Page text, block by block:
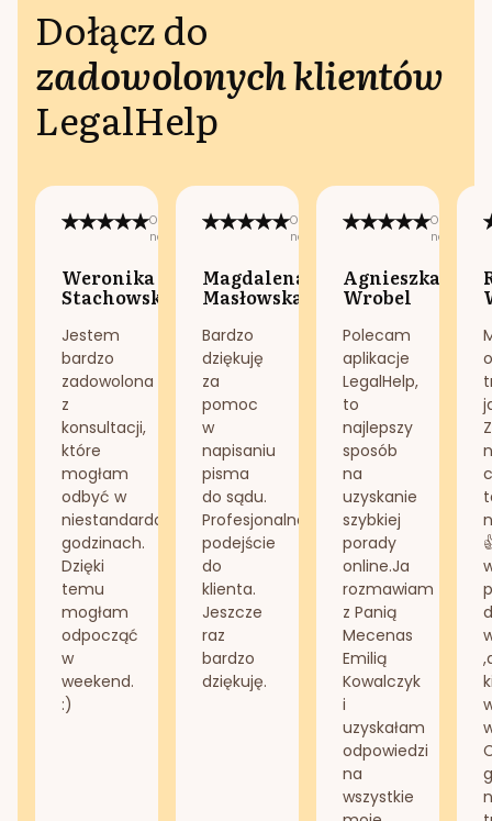
Dołącz do
zadowolonych klientów
LegalHelp
Opublikowano
na:
Weronika
Stachowska
Jestem
bardzo
zadowolona
z
konsultacji,
które
mogłam
odbyć w
niestandardowych
godzinach.
Dzięki
temu
mogłam
odpocząć
w
weekend.
:)
Opublikowano
na:
Magdalena
Masłowska
Bardzo
dziękuję
za
pomoc
w
napisaniu
pisma
do sądu.
Profesjonalne
podejście
do
klienta.
Jeszcze
raz
bardzo
dziękuję.
na:
Agnieszka
Wrobel
Polecam
aplikacje
LegalHelp,
to
najlepszy
sposób
na
uzyskanie
szybkiej
porady
online.Ja
rozmawiam
z Panią
Mecenas
Emilią
Kowalczyk
i
uzyskałam
odpowiedzi
na
wszystkie